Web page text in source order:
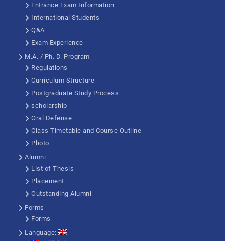
Entrance Exam Information
International Students
Q&A
Exam Experience
M.A. / Ph. D. Program
Regulations
Curriculum Structure
Postgraduate Study Process
scholarship
Oral Defense
Class Timetable and Course Outline
Photo
Alumni
List of Thesis
Placement
Outstanding Alumni
Forms
Forms
Language: